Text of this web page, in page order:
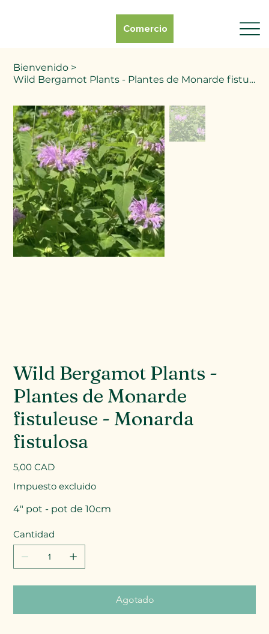
Comercio
Bienvenido >
Wild Bergamot Plants - Plantes de Monarde fistuleuse - Monarda fistulosa
Wild Bergamot Plants -
Plantes de Monarde
fistuleuse - Monarda
fistulosa
Precio
5,00 CAD
Impuesto excluido
4" pot - pot de 10cm
Cantidad
Agotado